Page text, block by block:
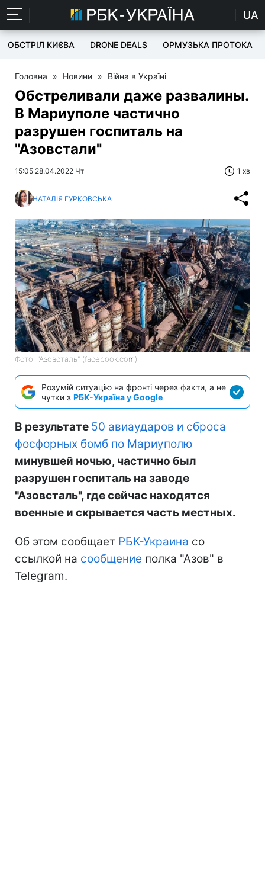
UA
ОБСТРІЛ КИЄВА DRONE DEALS ОРМУЗЬКА ПРОТОКА
Головна » Новини » Війна в Україні
Обстреливали даже развалины.
В Мариуполе частично
разрушен госпиталь на
"Азовстали"
15:05 28.04.2022 Чт 1 хв
НАТАЛІЯ ГУРКОВСЬКА
Фото: "Азовсталь" (facebook.com)
Розумій ситуацію на фронті через факти, а не
чутки з РБК-Україна у Google
В результате 50 авиаударов и сброса
фосфорных бомб по Мариуполю
минувшей ночью, частично был
разрушен госпиталь на заводе
"Азовсталь", где сейчас находятся
военные и скрывается часть местных.
Об этом сообщает РБК-Украина со
ссылкой на сообщение полка "Азов" в
Telegram.